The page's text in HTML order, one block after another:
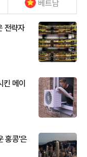
베트남
전략자
킨 메이
홍콩'은